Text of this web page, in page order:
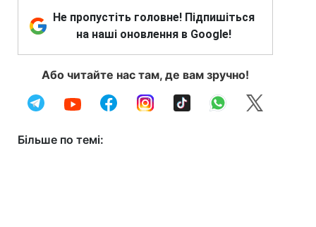
Не пропустіть головне! Підпишіться
на наші оновлення в Google!
Або читайте нас там, де вам зручно!
Більше по темі: